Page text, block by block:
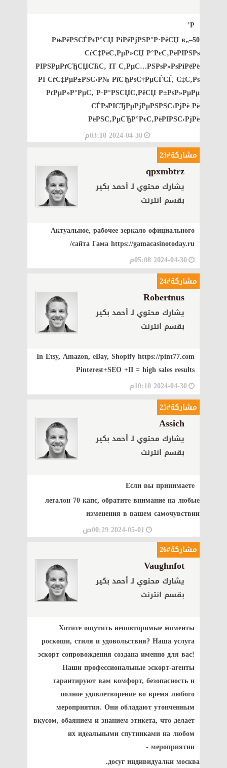
Р’
РњРёРЅСЃРєР°СЏ РіРёРјРЅР°Р·РёСЏ в„–50
СѓС‡РёС‚РµР»СЏ Р°РєС‚РёРІРЅРѕ
РІРЅРµРґСЂСЏСЋС‚ IT С‚РµС…РЅРѕР»РѕРіРёРё
РІ СѓС‡РµР±РЅС‹Р№ РїСЂРѕС†РµСЃСЃ, С‡С‚Рѕ
РґРµР»Р°РµС‚ Р·Р°РЅСЏС‚РёСЏ Р±РѕР»РµРµ
СЃРѕРІСЂРµРјРµРЅРЅС‹РјРё Рё
РёРЅС‚РµСЂР°РєС‚РёРІРЅС‹РјРё
2024-04-30 03:10م
مشاركة#23
qpxmbtrz
يشارك محتوي لـ أحمد بكير
بقسم انترنت
Актуальное, рабочее зеркало официального
сайта Гама https://gamacasinotoday.ru/
2024-04-30 05:08م
مشاركة#24
Robertnus
يشارك محتوي لـ أحمد بكير
بقسم انترنت
In Etsy, Amazon, eBay, Shopify https://pint77.com
Pinterest+SEO +II = high sales results
2024-04-30 10:10م
مشاركة#25
Assich
يشارك محتوي لـ أحمد بكير
بقسم انترنت
Если вы принимаете
легалон 70 капс, обратите внимание на любые
изменения в вашем самочувствии
2024-05-01 00:29ص
مشاركة#26
Vaughnfot
يشارك محتوي لـ أحمد بكير
بقسم انترنت
Хотите ощутить неповторимые моменты
роскоши, стиля и удовольствия? Наша услуга
эскорт сопровождения создана именно для вас!
Наши профессиональные эскорт-агенты
гарантируют вам комфорт, безопасность и
полное удовлетворение во время любого
мероприятия. Они обладают утонченным
вкусом, обаянием и знанием этикета, что делает
их идеальными спутниками на любом
мероприятии -
досуг индивидуалки москва.